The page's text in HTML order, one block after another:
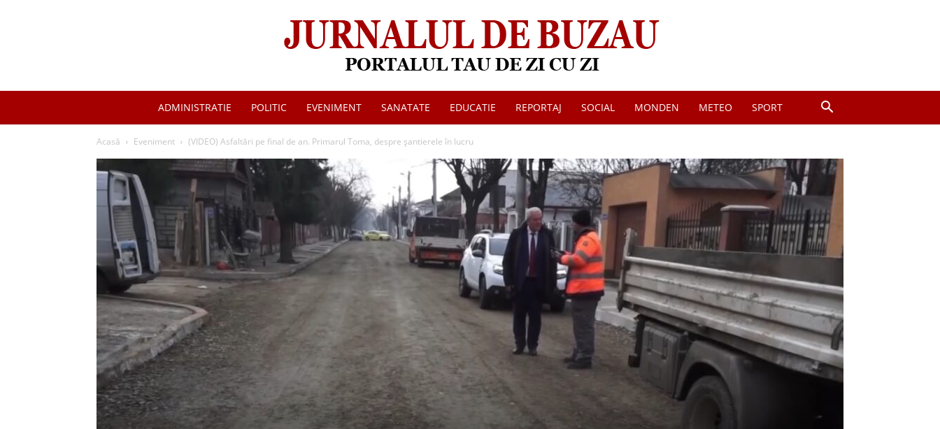
Jurnalul
Buzau
ADMINISTRATIE POLITIC EVENIMENT SANATATE EDUCATIE REPORTAJ SOCIAL MONDEN METEO SPORT
Acasă Eveniment (VIDEO) Asfaltări pe final de an. Primarul Toma, despre șantierele în lucru